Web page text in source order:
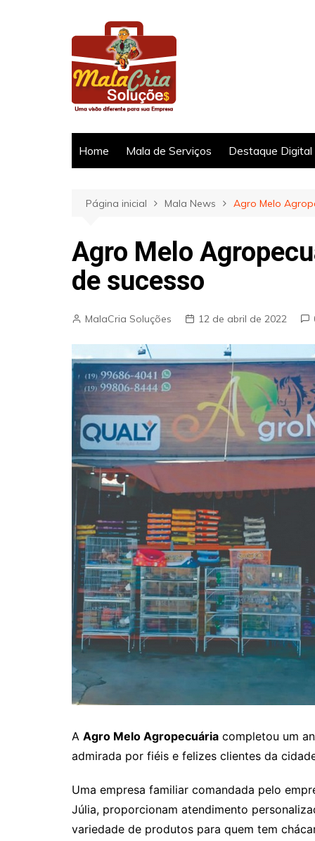
Home Mala de Serviços Destaque Digital
Página inicial Mala News Agro Melo
Agro Melo
de sucesso
MalaCria Soluções 12 de abril de 2022
A Agro Melo Agropecuária completou um
admirada por fiéis e felizes clientes da
Uma empresa familiar comandada pelo
Júlia, proporcionam atendimento
variedade de produtos para quem tem